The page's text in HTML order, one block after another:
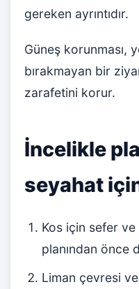
gereken ayrıntıdır.
Güneş korunması,
bırakmayan bir
zarafetini korur.
İncelikle
seyahat
Kos için sefer
planından önce
Liman çevresi